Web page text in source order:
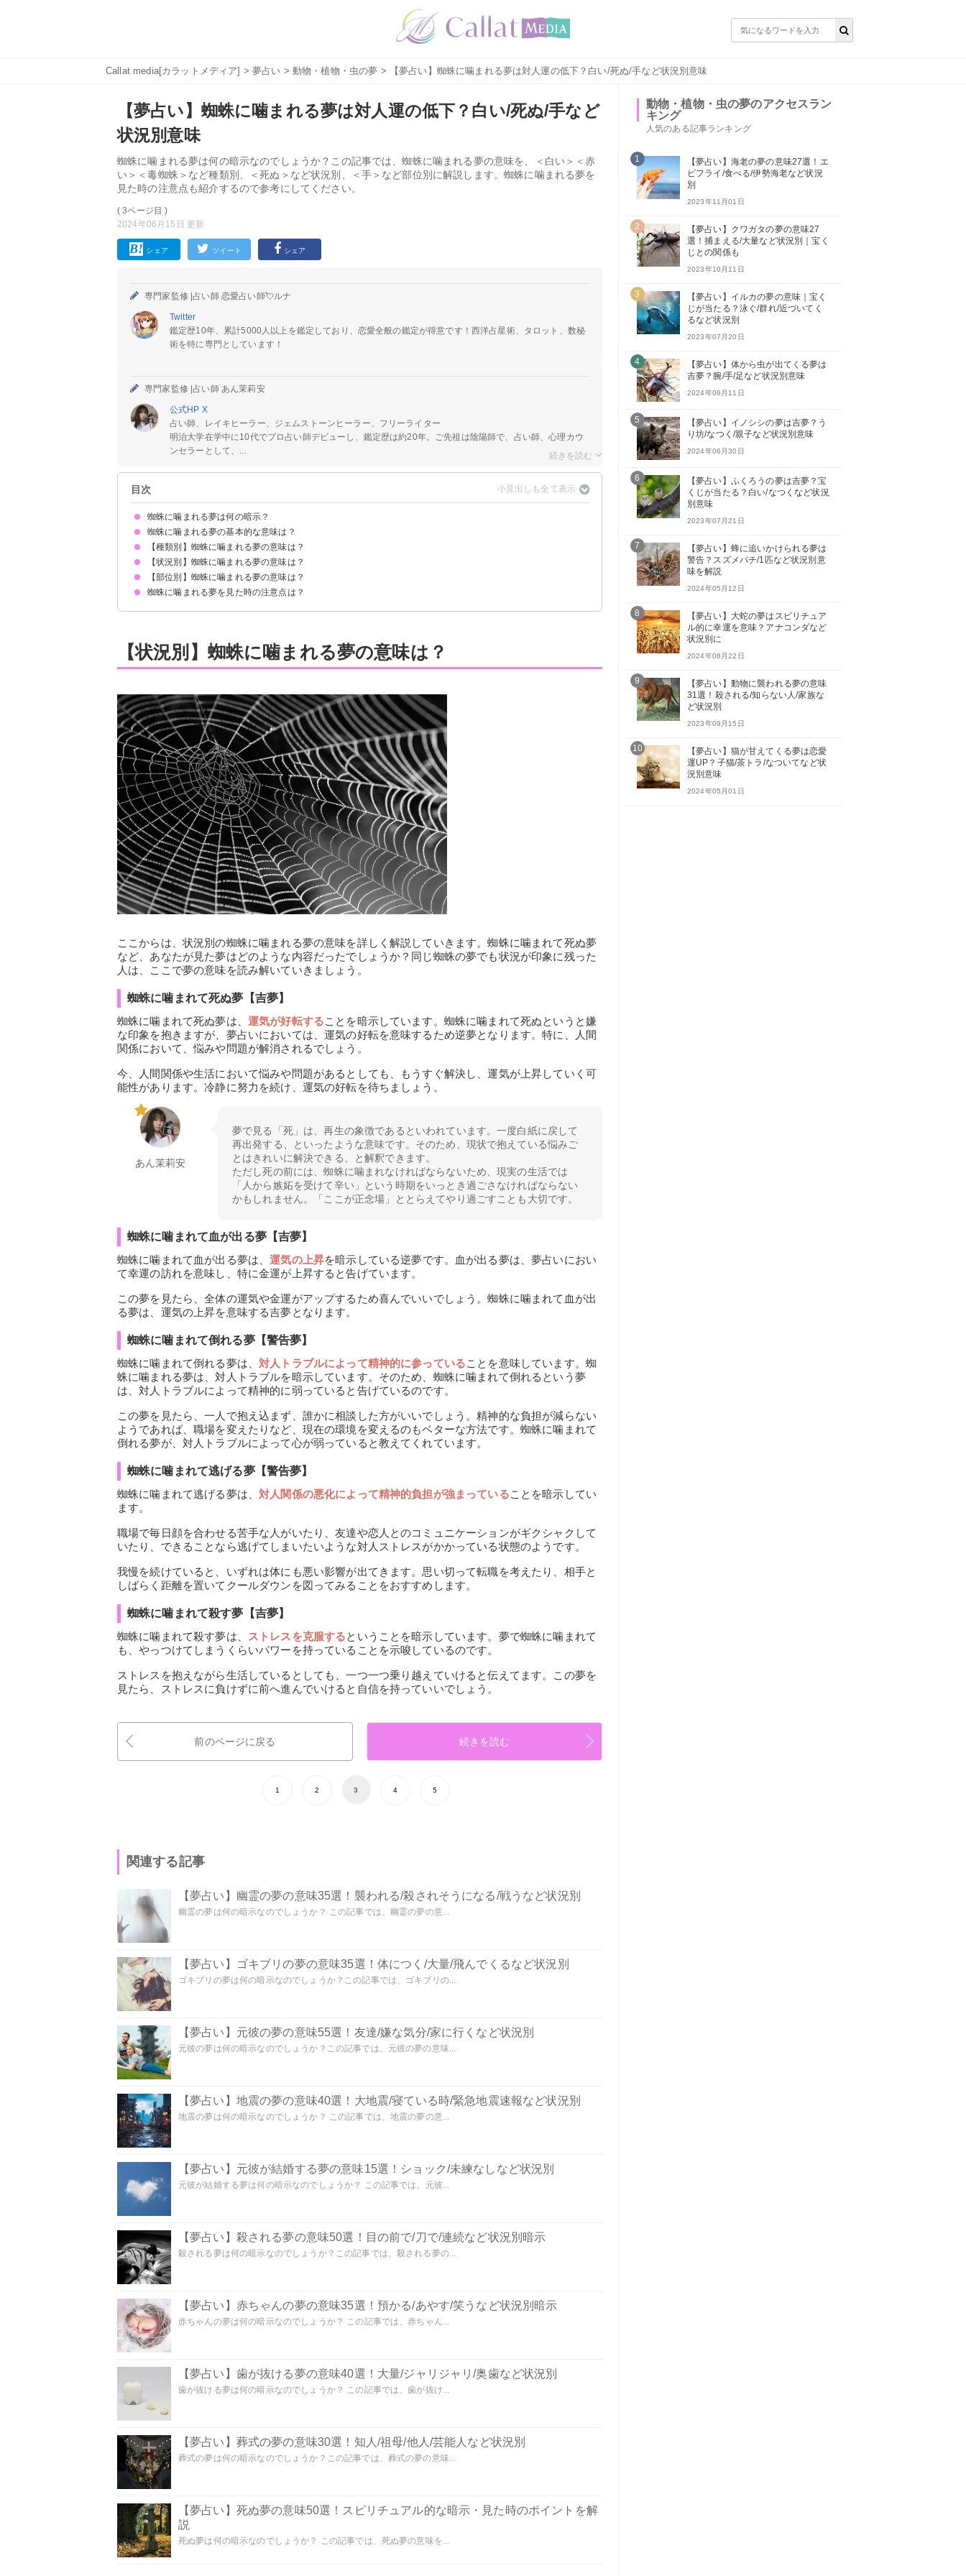
Callat media[カラットメディア] >夢占い > 動物・植物・虫の夢 > 【夢占い】蜘蛛に噛まれる夢は対人運の低下？白い/死ぬ/手など状況別意味
【夢占い】蜘蛛に噛まれる夢は対人運の低下？白い/死ぬ/手など
状況別意味
蜘蛛に噛まれる夢は何の暗示なのでしょうか？この記事では、蜘蛛に噛まれる夢の意味を、＜白い＞＜赤
い＞＜毒蜘蛛＞など種類別、＜死ぬ＞など状況別、＜手＞など部位別に解説します。蜘蛛に噛まれる夢を
見た時の注意点も紹介するので参考にしてください。
( 3ページ目 )
2024年06月15日 更新
シェア ツイート シェア
専門家監修 |占い師 恋愛占い師💘ルナ
Twitter
鑑定歴10年、累計5000人以上を鑑定しており、恋愛全般の鑑定が得意です！西洋占星術、タロット、数秘
術を特に専門としています！
専門家監修 |占い師 あん茉莉安
公式HP X
占い師、レイキヒーラー、ジェムストーンヒーラー、フリーライター
明治大学在学中に10代でプロ占い師デビューし、鑑定歴は約20年。ご先祖は陰陽師で、占い師、心理カウ
ンセラーとして、...
目次
蜘蛛に噛まれる夢は何の暗示？
蜘蛛に噛まれる夢の基本的な意味は？
対人トラブルの暗示
種類/状況/部位で意味が決まる
【種類別】蜘蛛に噛まれる夢の意味は？
白い蜘蛛に噛まれる夢【警告夢】
赤い蜘蛛に噛まれる夢【吉夢】
毒蜘蛛に噛まれる夢【警告夢】
黒い蜘蛛に噛まれる夢【警告夢】
金色の蜘蛛に噛まれる夢【警告夢】
巨大な蜘蛛に噛まれる夢【警告夢】
【状況別】蜘蛛に噛まれる夢の意味は？
蜘蛛に噛まれて死ぬ夢【吉夢】
蜘蛛に噛まれて血が出る夢【吉夢】
蜘蛛に噛まれて倒れる夢【警告夢】
蜘蛛に噛まれて逃げる夢【警告夢】
蜘蛛に噛まれて殺す夢【吉夢】
【部位別】蜘蛛に噛まれる夢の意味は？
蜘蛛に手を噛まれる夢【警告夢】
蜘蛛に首を噛まれる夢【警告夢】
蜘蛛に足を噛まれる夢【警告夢】
蜘蛛に頭を噛まれる夢【警告夢】
蜘蛛に人差し指を噛まれる夢【警告夢】
蜘蛛に噛まれる夢を見た時の注意点は？
【状況別】蜘蛛に噛まれる夢の意味は？
ここからは、状況別の蜘蛛に噛まれる夢の意味を詳しく解説していきます。蜘蛛に噛まれて死ぬ夢
など、あなたが見た夢はどのような内容だったでしょうか？同じ蜘蛛の夢でも状況が印象に残った
人は、ここで夢の意味を読み解いていきましょう。
蜘蛛に噛まれて死ぬ夢【吉夢】
蜘蛛に噛まれて死ぬ夢は、 運気が好転することを暗示しています。蜘蛛に噛まれて死ぬというと嫌
な印象を抱きますが、夢占いにおいては、運気の好転を意味するため逆夢となります。特に、人間
関係において、悩みや問題が解消されるでしょう。
今、人間関係や生活において悩みや問題があるとしても、もうすぐ解決し、運気が上昇していく可
能性があります。冷静に努力を続け、運気の好転を待ちましょう。
あん茉莉安
夢で見る「死」は、再生の象徴であるといわれています。一度白紙に戻して
再出発する、といったような意味です。そのため、現状で抱えている悩みご
とはきれいに解決できる、と解釈できます。
ただし死の前には、蜘蛛に噛まれなければならないため、現実の生活では
「人から嫉妬を受けて辛い」という時期をいっとき過ごさなければならない
かもしれません。「ここが正念場」ととらえてやり過ごすことも大切です。
蜘蛛に噛まれて血が出る夢【吉夢】
蜘蛛に噛まれて血が出る夢は、運気の上昇を暗示している逆夢です。血が出る夢は、夢占いにおい
て幸運の訪れを意味し、特に金運が上昇すると告げています。
この夢を見たら、全体の運気や金運がアップするため喜んでいいでしょう。蜘蛛に噛まれて血が出
る夢は、運気の上昇を意味する吉夢となります。
蜘蛛に噛まれて倒れる夢【警告夢】
蜘蛛に噛まれて倒れる夢は、対人トラブルによって精神的に参っていることを意味しています。蜘
蛛に噛まれる夢は、対人トラブルを暗示しています。そのため、蜘蛛に噛まれて倒れるという夢
は、対人トラブルによって精神的に弱っていると告げているのです。
この夢を見たら、一人で抱え込まず、誰かに相談した方がいいでしょう。精神的な負担が減らない
ようであれば、職場を変えたりなど、現在の環境を変えるのもベターな方法です。蜘蛛に噛まれて
倒れる夢が、対人トラブルによって心が弱っていると教えてくれています。
蜘蛛に噛まれて逃げる夢【警告夢】
蜘蛛に噛まれて逃げる夢は、対人関係の悪化によって精神的負担が強まっていることを暗示してい
ます。
職場で毎日顔を合わせる苦手な人がいたり、友達や恋人とのコミュニケーションがギクシャクして
いたり、できることなら逃げてしまいたいような対人ストレスがかかっている状態のようです。
我慢を続けていると、いずれは体にも悪い影響が出てきます。思い切って転職を考えたり、相手と
しばらく距離を置いてクールダウンを図ってみることをおすすめします。
蜘蛛に噛まれて殺す夢【吉夢】
蜘蛛に噛まれて殺す夢は、
ストレスを克服するということを暗示しています。夢で蜘蛛に噛まれて
も、やっつけてしまうくらいパワーを持っていることを示唆しているのです。
ストレスを抱えながら生活しているとしても、一つ一つ乗り越えていけると伝えてます。この夢を
見たら、ストレスに負けずに前へ進んでいけると自信を持っていいでしょう。
前のページに戻る 続きを読む
1 2 3 4 5
関連する記事
【夢占い】幽霊の夢の意味35選！襲われる/殺されそうになる/戦うなど状況別
幽霊の夢は何の暗示なのでしょうか？ この記事では、幽霊の夢の意...
【夢占い】ゴキブリの夢の意味35選！体につく/大量/飛んでくるなど状況別
ゴキブリの夢は何の暗示なのでしょうか？この記事では、ゴキブリの...
【夢占い】元彼の夢の意味55選！友達/嫌な気分/家に行くなど状況別
元彼の夢は何の暗示なのでしょうか？この記事では、元彼の夢の意味...
【夢占い】地震の夢の意味40選！大地震/寝ている時/緊急地震速報など状況別
地震の夢は何の暗示なのでしょうか？ この記事では、地震の夢の意...
【夢占い】元彼が結婚する夢の意味15選！ショック/未練なしなど状況別
元彼が結婚する夢は何の暗示なのでしょうか？ この記事では、元彼...
【夢占い】殺される夢の意味50選！目の前で/刀で/連続など状況別暗示
殺される夢は何の暗示なのでしょうか？この記事では、殺される夢の...
【夢占い】赤ちゃんの夢の意味35選！預かる/あやす/笑うなど状況別暗示
赤ちゃんの夢は何の暗示なのでしょうか？ この記事では、赤ちゃん...
【夢占い】歯が抜ける夢の意味40選！大量/ジャリジャリ/奥歯など状況別
歯が抜ける夢は何の暗示なのでしょうか？ この記事では、歯が抜け...
【夢占い】葬式の夢の意味30選！知人/祖母/他人/芸能人など状況別
葬式の夢は何の暗示なのでしょうか？この記事では、葬式の夢の意味...
【夢占い】死ぬ夢の意味50選！スピリチュアル的な暗示・見た時のポイントを解
説
死ぬ夢は何の暗示なのでしょうか？ この記事では、死ぬ夢の意味を...
動物・植物・虫の夢のアクセスラン
キング
人気のある記事ランキング
1
【夢占い】海老の夢の意味27選！エ
ビフライ/食べる/伊勢海老など状況
別
2023年11月01日
2
【夢占い】クワガタの夢の意味27
選！捕まえる/大量など状況別｜宝く
じとの関係も
2023年10月11日
3
【夢占い】イルカの夢の意味｜宝く
じが当たる？泳ぐ/群れ/近づいてく
るなど状況別
2023年07月20日
4
【夢占い】体から虫が出てくる夢は
吉夢？腕/手/足など状況別意味
2024年06月11日
5
【夢占い】イノシシの夢は吉夢？う
り坊/なつく/親子など状況別意味
2024年06月30日
6
【夢占い】ふくろうの夢は吉夢？宝
くじが当たる？白い/なつくなど状況
別意味
2023年07月21日
7
【夢占い】蜂に追いかけられる夢は
警告？スズメバチ/1匹など状況別意
味を解説
2024年05月12日
8
【夢占い】大蛇の夢はスピリチュア
ル的に幸運を意味？アナコンダなど
状況別に
2024年08月22日
9
【夢占い】動物に襲われる夢の意味
31選！殺される/知らない人/家族な
ど状況別
2023年09月15日
10
【夢占い】猫が甘えてくる夢は恋愛
運UP？子猫/茶トラ/なついてなど状
況別意味
2024年05月01日